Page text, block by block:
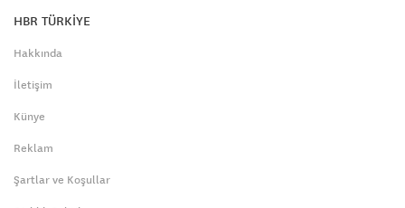
HBR TÜRKİYE
Hakkında
İletişim
Künye
Reklam
Şartlar ve Koşullar